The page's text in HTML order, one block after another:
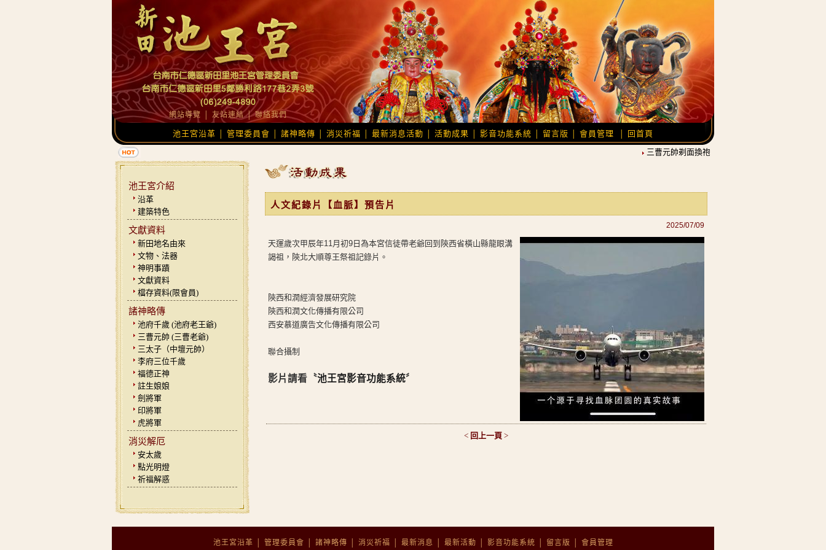
網站導覽 友站連結│聯絡我們
池王宮沿革 管理委員會 諸神略傳 消災祈福 最新消息活動 活動成果 影音功能系統 留言版 會員管理
回首頁
三曹元帥剃面換袍，農曆12月21日覆靈開光。
池王宮介紹
沿革
建築特色
文獻資料
新田地名由來
文物、法器
神明事蹟
文獻資料
檔存資料(限會員)
諸神略傳
池府千歲 (池府老王爺)
三曹元帥 (三曹老爺)
三太子（中壇元帥）
李府三位千歲
福德正神
註生娘娘
劍將軍
印將軍
虎將軍
消災解厄
安太歲
點光明燈
祈福解惑
人文紀錄片【血脈】預告片
2025/07/09
天運歲次甲辰年11月初9日為本宮信徒帶老爺回到陝西省橫山縣龍眼溝
謁祖，陝北大順尊王祭祖記錄片。
陝西和潤經濟發展研究院
陝西和潤文化傳播有限公司
西安慕道廣告文化傳播有限公司
聯合攝制
影片請看〝池王宮影音功能系統〞
< 回上一頁 >
池王宮沿革 管理委員會 諸神略傳 消災祈福 最新消息 最新活動 影音功能系統 留言版 會員管理